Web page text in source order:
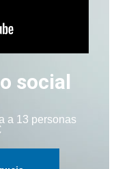
social
a 13 personas